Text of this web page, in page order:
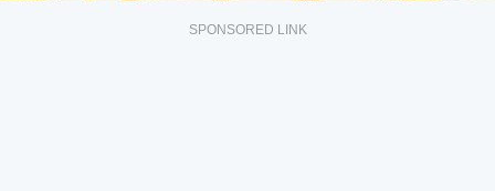
SPONSORED LINK